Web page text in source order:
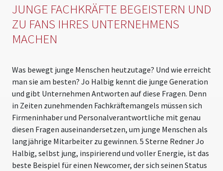
JUNGE FACHKRÄFTE BEGEISTERN UND
ZU FANS IHRES UNTERNEHMENS
MACHEN
Was bewegt junge Menschen heutzutage? Und wie erreicht
man sie am besten? Jo Halbig kennt die junge Generation
und gibt Unternehmen Antworten auf diese Fragen. Denn
in Zeiten zunehmenden Fachkräftemangels müssen sich
Firmeninhaber und Personalverantwortliche mit genau
diesen Fragen auseinandersetzen, um junge Menschen als
langjährige Mitarbeiter zu gewinnen. 5 Sterne Redner Jo
Halbig, selbst jung, inspirierend und voller Energie, ist das
beste Beispiel für einen Newcomer, der sich seinen Status